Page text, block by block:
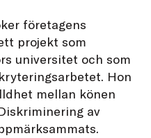
företagens
projekt som
universitet och som
Hon
mellan könen
av